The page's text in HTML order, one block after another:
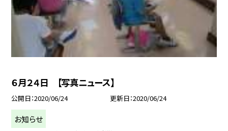
６月２４日 【写真ニュース】
公開日 2020/06/24 更新日 2020/06/24
お知らせ